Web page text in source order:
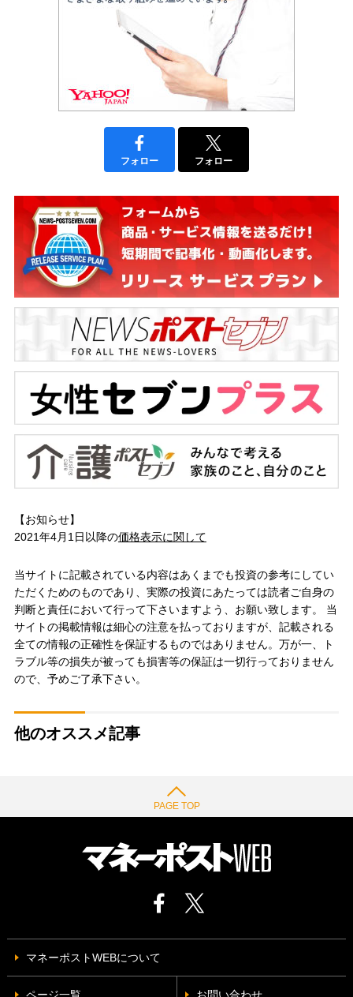
フォロー フォロー
【お知らせ】
2021年4月1日以降の価格表示に関して
当サイトに記載されている内容はあくまでも投資の参考にしてい
ただくためのものであり、実際の投資にあたっては読者ご自身の
判断と責任において行って下さいますよう、お願い致します。 当
サイトの掲載情報は細心の注意を払っておりますが、記載される
全ての情報の正確性を保証するものではありません。万が一、ト
ラブル等の損失が被っても損害等の保証は一切行っておりません
ので、予めご了承下さい。
他のオススメ記事
PAGE TOP
マネーポストWEBについて